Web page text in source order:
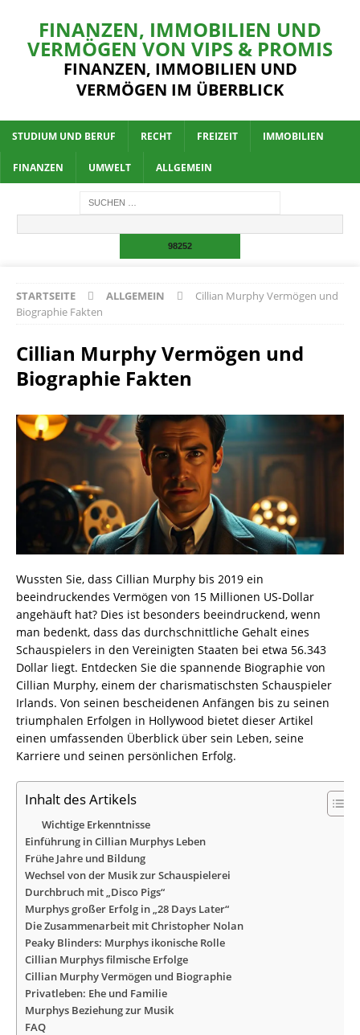
FINANZEN, IMMOBILIEN UND
VERMÖGEN VON VIPS & PROMIS
FINANZEN, IMMOBILIEN UND
VERMÖGEN IM ÜBERBLICK
STUDIUM UND BERUF RECHT FREIZEIT IMMOBILIEN
FINANZEN UMWELT ALLGEMEIN
STARTSEITE ALLGEMEIN
Cillian Murphy Vermögen und
Biographie Fakten
Cillian Murphy Vermögen und
Biographie Fakten
Wussten Sie, dass Cillian Murphy bis 2019 ein
beeindruckendes Vermögen von 15 Millionen US-Dollar
angehäuft hat? Dies ist besonders beeindruckend, wenn
man bedenkt, dass das durchschnittliche Gehalt eines
Schauspielers in den Vereinigten Staaten bei etwa 56.343
Dollar liegt. Entdecken Sie die spannende Biographie von
Cillian Murphy, einem der charismatischsten Schauspieler
Irlands. Von seinen bescheidenen Anfängen bis zu seinen
triumphalen Erfolgen in Hollywood bietet dieser Artikel
einen umfassenden Überblick über sein Leben, seine
Karriere und seinen persönlichen Erfolg.
Inhalt des Artikels
Wichtige Erkenntnisse
Einführung in Cillian Murphys Leben
Frühe Jahre und Bildung
Wechsel von der Musik zur Schauspielerei
Durchbruch mit „Disco Pigs“
Murphys großer Erfolg in „28 Days Later“
Die Zusammenarbeit mit Christopher Nolan
Peaky Blinders: Murphys ikonische Rolle
Cillian Murphys filmische Erfolge
Cillian Murphy Vermögen und Biographie
Privatleben: Ehe und Familie
Murphys Beziehung zur Musik
FAQ